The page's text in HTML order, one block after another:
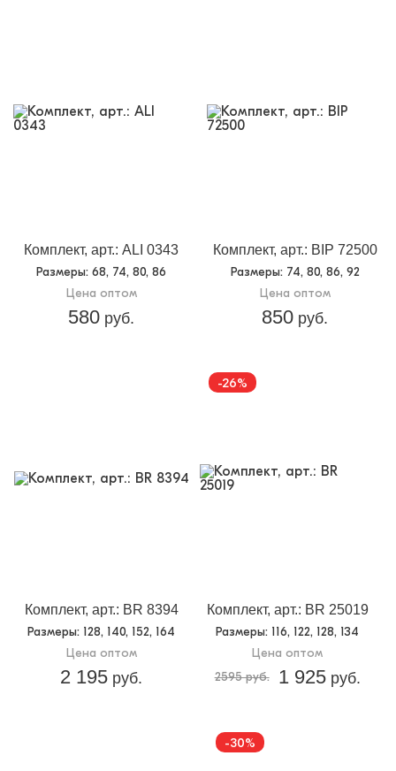
Материал:
кофта - вязаный трикотаж,
лонгслив - муслин, брюки -
Доп.параметр 2: трикотаж
Комплект, арт.: ALI 0343
Размеры: 68, 74, 80, 86
Цена оптом
580 руб.
Комплект, арт.: BIP 72500
Размеры: 74, 80, 86, 92
Цена оптом
850 руб.
Комплект, арт.: BR 8394
Размеры: 128, 140, 152, 164
Цена оптом
2 195 руб.
-26%
Комплект, арт.: BR 25019
Размеры: 116, 122, 128, 134
Цена оптом
2595 руб.
1 925руб.
-30%